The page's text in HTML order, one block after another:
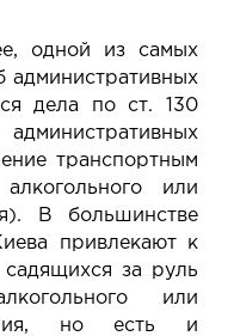
одной из самых
административных
дела по ст. 130
транспортным
или
В большинстве
привлекают к
садящихся за руль
или
но есть и